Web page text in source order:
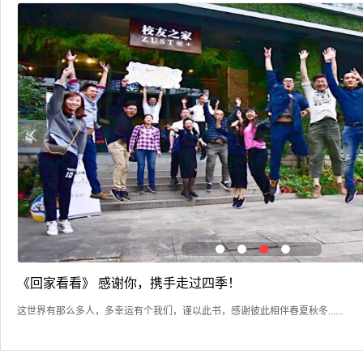
《回家看看》 感谢你，携手走过四季！
这世界有那么多人，多幸运有个我们，谨以此书，感谢彼此相伴春夏秋冬......